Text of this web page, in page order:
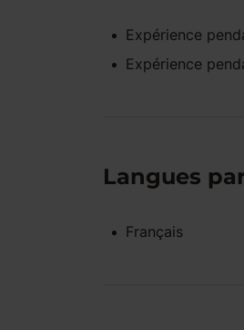
Expérience
Expérience
Langues
Français